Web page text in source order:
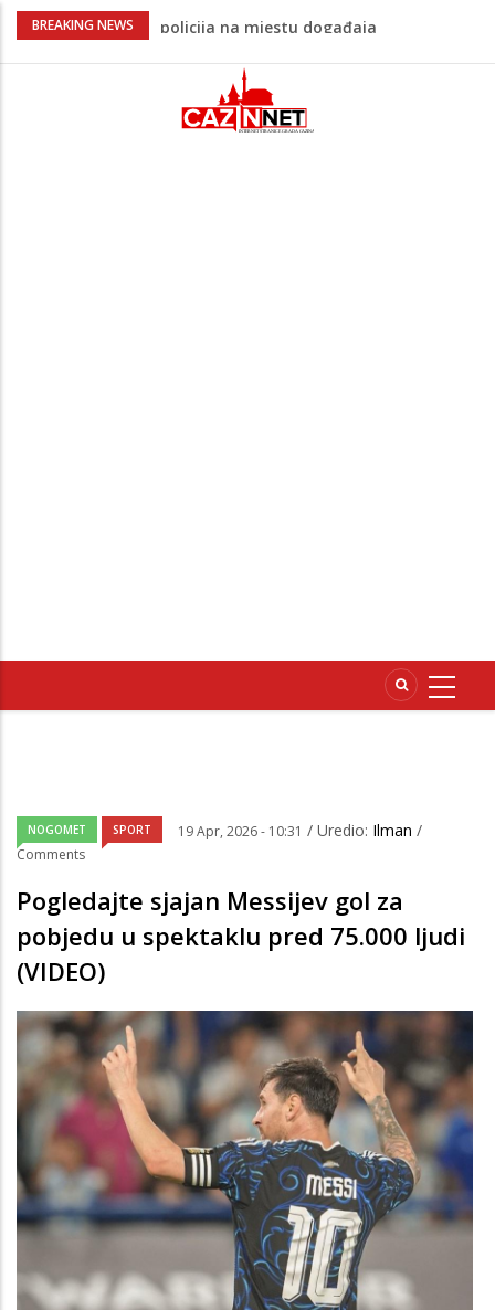
BREAKING NEWS
Ovo je 24-godišnji mladić koji je izgubio
Na Ahiret preselio LJUBIJANKIĆ (Hasan)
Na Ahiret preselio HALILOVIĆ (Smajil)
NOGOMET SPORT 19 Apr, 2026 - 10:31 / Uredio: Ilman /
Comments
Pogledajte sjajan Messijev gol za
pobjedu u spektaklu pred 75.000 ljudi
(VIDEO)